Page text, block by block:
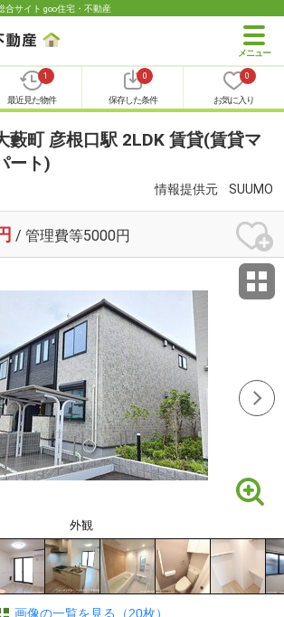
合サイト goo住宅・不動産
1
最近見た物件
0
保存した条件
0
お気に入り
藪町 彦根口駅 2LDK 賃貸(賃貸マ
ート)
情報提供元 SUUMO
/ 管理費等5000円
外観
画像の一覧を見る（20枚）